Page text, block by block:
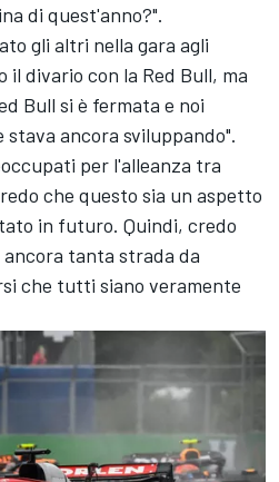
di quest'anno?".
gli altri nella gara agli
il divario con la Red Bull, ma
Bull si è fermata e noi
stava ancora sviluppando".
per l'alleanza tra
che questo sia un aspetto
in futuro. Quindi, credo
tanta strada da
che tutti siano veramente